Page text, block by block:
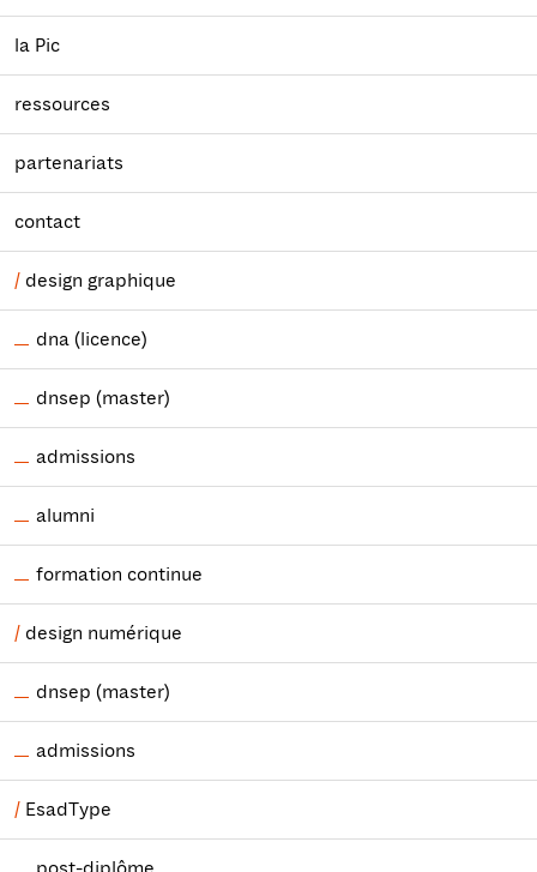
la Pic
ressources
partenariats
contact
design graphique
dna (licence)
dnsep (master)
admissions
alumni
formation continue
design numérique
dnsep (master)
admissions
EsadType